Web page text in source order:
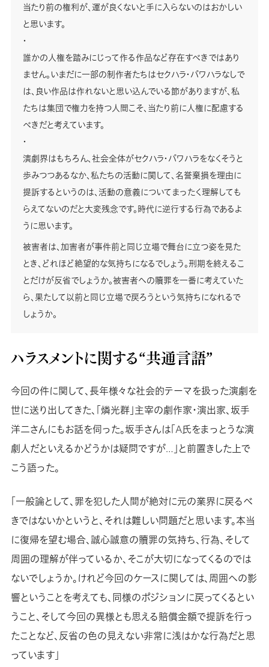
当たり前の権利が、運が良くないと手に入らないのはおかしい
と思います。
・
誰かの人権を踏みにじって作る作品など存在すべきではあり
ません。いまだに一部の制作者たちはセクハラ・パワハラなしで
は、良い作品は作れないと思い込んでいる節がありますが、私
たちは集団で権力を持つ人間こそ、当たり前に人権に配慮する
べきだと考えています。
・
演劇界はもちろん、社会全体がセクハラ・パワハラをなくそうと
歩みつつあるなか、私たちの活動に関して、名誉棄損を理由に
提訴するというのは、活動の意義についてまったく理解しても
らえてないのだと大変残念です。時代に逆行する行為であるよ
うに思います。
被害者は、加害者が事件前と同じ立場で舞台に立つ姿を見た
とき、どれほど絶望的な気持ちになるでしょう。刑期を終えるこ
とだけが反省でしょうか。被害者への贖罪を一番に考えていた
ら、果たして以前と同じ立場で戻ろうという気持ちになれるで
しょうか。
ハラスメントに関する“共通言語”
今回の件に関して、長年様々な社会的テーマを扱った演劇を
世に送り出してきた、「燐光群」主宰の劇作家・演出家、坂手
洋二さんにもお話を伺った。坂手さんは「A氏をまっとうな演
劇人だといえるかどうかは疑問ですが…」と前置きした上で
こう語った。
「一般論として、罪を犯した人間が絶対に元の業界に戻るべ
きではないかというと、それは難しい問題だと思います。本当
に復帰を望む場合、誠心誠意の贖罪の気持ち、行為、そして
周囲の理解が伴っているか、そこが大切になってくるのでは
ないでしょうか。けれど今回のケースに関しては、周囲への影
響ということを考えても、同様のポジションに戻ってくるとい
うこと、そして今回の異様とも思える賠償金額で提訴を行っ
たことなど、反省の色の見えない非常に浅はかな行為だと思
っています」